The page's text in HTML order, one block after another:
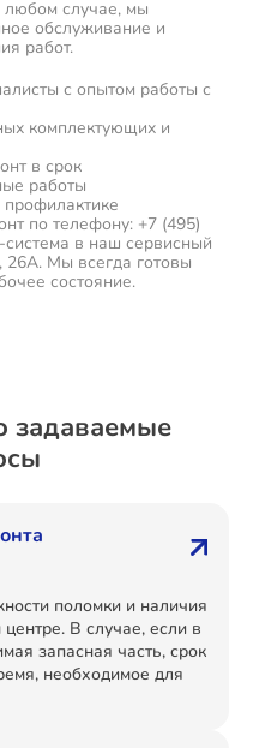
случае, мы
обслуживание и
работ.
с опытом работы с
комплектующих и
в срок
работы
по телефону: +7 (495)
в наш сервисный
26А. Мы всегда готовы
состояние.
задаваемые
поломки и наличия
В случае, если в
запасная часть, срок
необходимое для